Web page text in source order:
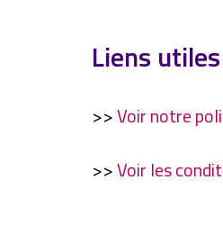
Liens utiles
>>Voir notre
>>Voir les